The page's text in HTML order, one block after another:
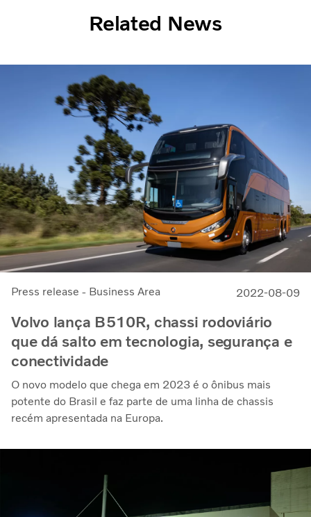
Related News
Press release - Business Area 2022-08-09
Volvo lança B510R, chassi rodoviário
que dá salto em tecnologia, segurança e
conectividade
O novo modelo que chega em 2023 é o ônibus mais
potente do Brasil e faz parte de uma linha de chassis
recém apresentada na Europa.